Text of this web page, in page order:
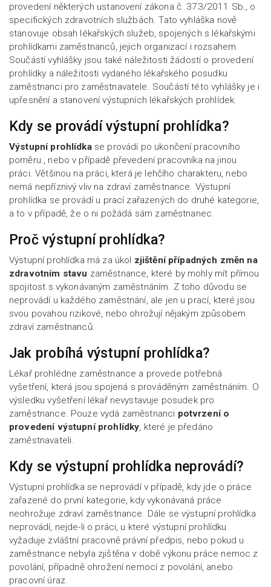
provedení některých ustanovení zákona č. 373/2011 Sb., o
specifických zdravotních službách. Tato vyhláška nově
stanovuje obsah lékařských služeb, spojených s lékařskými
prohlídkami zaměstnanců, jejich organizací i rozsahem.
Součástí vyhlášky jsou také náležitosti žádostí o provedení
prohlídky a náležitosti vydaného lékařského posudku
zaměstnanci pro zaměstnavatele. Součástí této vyhlášky je i
upřesnění a stanovení výstupních lékařských prohlídek.
Kdy se provádí výstupní prohlídka?
Výstupní prohlídkase provádí po ukončení pracovního
poměru., nebo v případě převedení pracovníka na jinou
práci. Většinou na práci, která je lehčího charakteru, nebo
nemá nepříznivý vliv na zdraví zaměstnance. Výstupní
prohlídka se provádí u prací zařazených do druhé kategorie,
a to v případě, že o ni požádá sám zaměstnanec.
Proč výstupní prohlídka?
Výstupní prohlídka má za úkol zjištění případných změn na
zdravotním stavu zaměstnance, které by mohly mít přímou
spojitost s vykonávaným zaměstnáním. Z toho důvodu se
neprovádí u každého zaměstnání, ale jen u prací, které jsou
svou povahou rizikové, nebo ohrožují nějakým způsobem
zdraví zaměstnanců.
Jak probíhá výstupní prohlídka?
Lékař prohlédne zaměstnance a provede potřebná
vyšetření, která jsou spojená s prováděným zaměstnáním. O
výsledku vyšetření lékař nevystavuje posudek pro
zaměstnance. Pouze vydá zaměstnanci potvrzení o
provedení výstupní prohlídky, které je předáno
zaměstnavateli.
Kdy se výstupní prohlídka neprovádí?
Výstupní prohlídka se neprovádí v případě, kdy jde o práce
zařazené do první kategorie, kdy vykonávaná práce
neohrožuje zdraví zaměstnance. Dále se výstupní prohlídka
neprovádí, nejde-li o práci, u které výstupní prohlídku
vyžaduje zvláštní pracovně právní předpis, nebo pokud u
zaměstnance nebyla zjištěna v době výkonu práce nemoc z
povolání, případně ohrožení nemocí z povolání, anebo
pracovní úraz.